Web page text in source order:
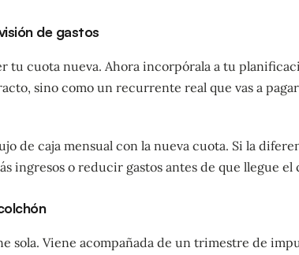
de gastos
tu cuota nueva. Ahora incorpórala a tu
sino como un recurrente real que vas a
de caja mensual con la nueva cuota. Si la
ingresos o reducir gastos antes de que llegue el
sola. Viene acompañada de un trimestre de